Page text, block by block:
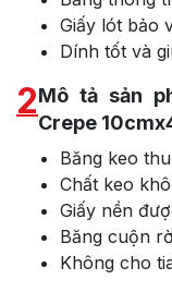
Giấy lót bảo
Dính tốt và
2Mô tả sản
Crepe
Băng keo
Chất keo
Giấy nền
Băng cuộn
Không cho